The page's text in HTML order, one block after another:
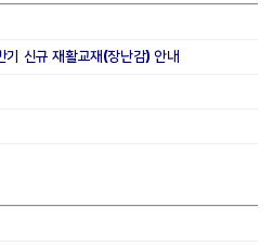
신규 재활교재(장난감) 안내